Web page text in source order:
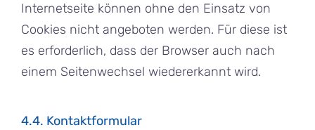
Internetseite können ohne den Einsatz von
Cookies nicht angeboten werden. Für diese ist
es erforderlich, dass der Browser auch nach
einem Seitenwechsel wiedererkannt wird.
4.4. Kontaktformular